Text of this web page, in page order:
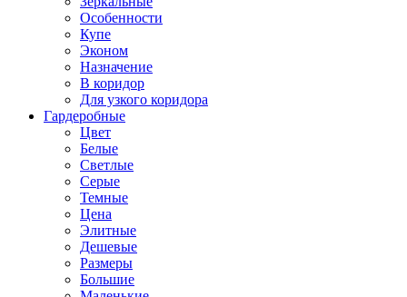
Особенности
Купе
Эконом
Назначение
В коридор
Для узкого коридора
Гардеробные
Цвет
Белые
Светлые
Серые
Темные
Цена
Элитные
Дешевые
Размеры
Большие